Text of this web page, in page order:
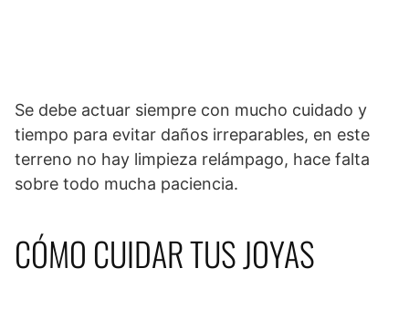
Se debe actuar siempre con mucho cuidado y
tiempo para evitar daños irreparables, en este
terreno no hay limpieza relámpago, hace falta
sobre todo mucha paciencia.
CÓMO CUIDAR TUS JOYAS